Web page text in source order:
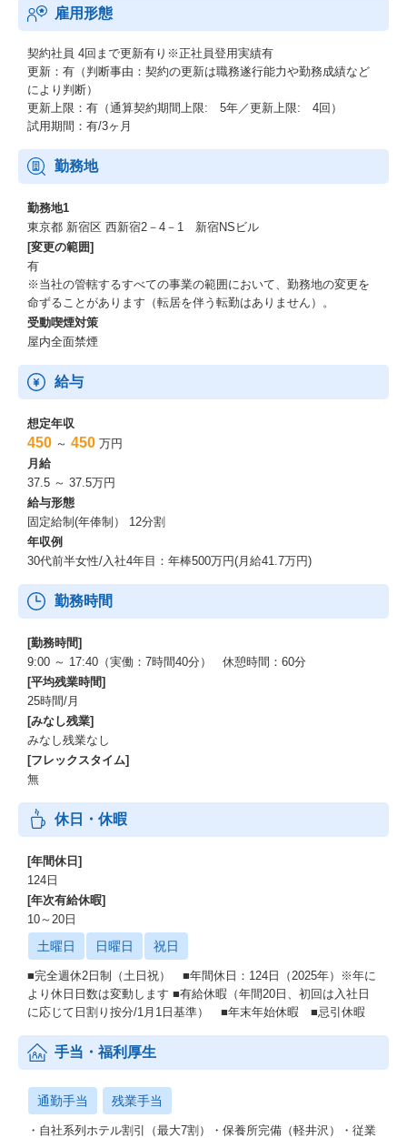
雇用形態
契約社員 4回まで更新有り※正社員登用実績有
更新：有（判断事由：契約の更新は職務遂行能力や勤務成績など
により判断）
更新上限：有（通算契約期間上限: 5年／更新上限: 4回）
試用期間：有/3ヶ月
勤務地
勤務地1
東京都 新宿区 西新宿2－4－1 新宿NSビル
[変更の範囲]
有
※当社の管轄するすべての事業の範囲において、勤務地の変更を
命ずることがあります（転居を伴う転勤はありません）。
受動喫煙対策
屋内全面禁煙
給与
想定年収
450 ～ 450 万円
月給
37.5 ～ 37.5万円
給与形態
固定給制(年俸制） 12分割
年収例
30代前半女性/入社4年目：年棒500万円(月給41.7万円)
勤務時間
[勤務時間]
9:00 ～ 17:40（実働：7時間40分） 休憩時間：60分
[平均残業時間]
25時間/月
[みなし残業]
みなし残業なし
[フレックスタイム]
無
休日・休暇
[年間休日]
124日
[年次有給休暇]
10～20日
土曜日 日曜日 祝日
■完全週休2日制（土日祝） ■年間休日：124日（2025年）※年に
より休日日数は変動します ■有給休暇（年間20日、初回は入社日
に応じて日割り按分/1月1日基準） ■年末年始休暇 ■忌引休暇
手当・福利厚生
通勤手当 残業手当
・自社系列ホテル割引（最大7割）・保養所完備（軽井沢）・従業